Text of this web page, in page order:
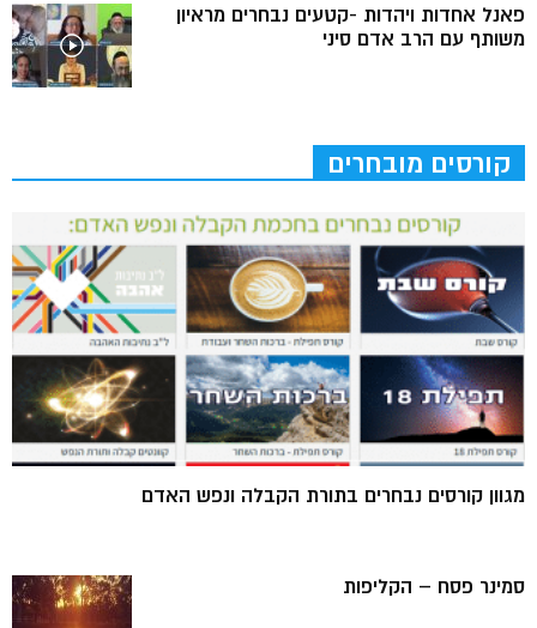
פאנל אחדות ויהדות -קטעים נבחרים מראיון
משותף עם הרב אדם סיני
קורסים מובחרים
מגוון קורסים נבחרים בתורת הקבלה ונפש האדם
סמינר פסח – הקליפות